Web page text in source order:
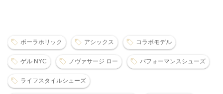
ボーラホリック アシックス コラボモデル
ゲル NYC ノヴァサージ ロー パフォーマンスシューズ
ライフスタイルシューズ